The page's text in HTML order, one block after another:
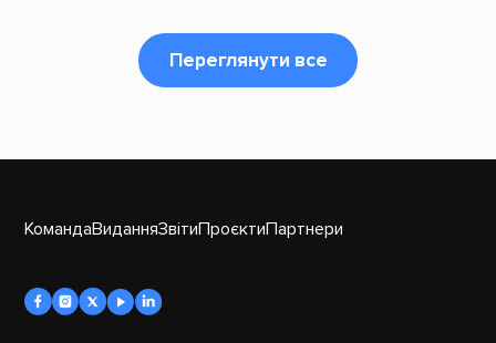
Переглянути все
КомандаВиданняЗвітиПроєктиПартнери